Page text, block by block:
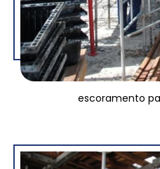
escoramento